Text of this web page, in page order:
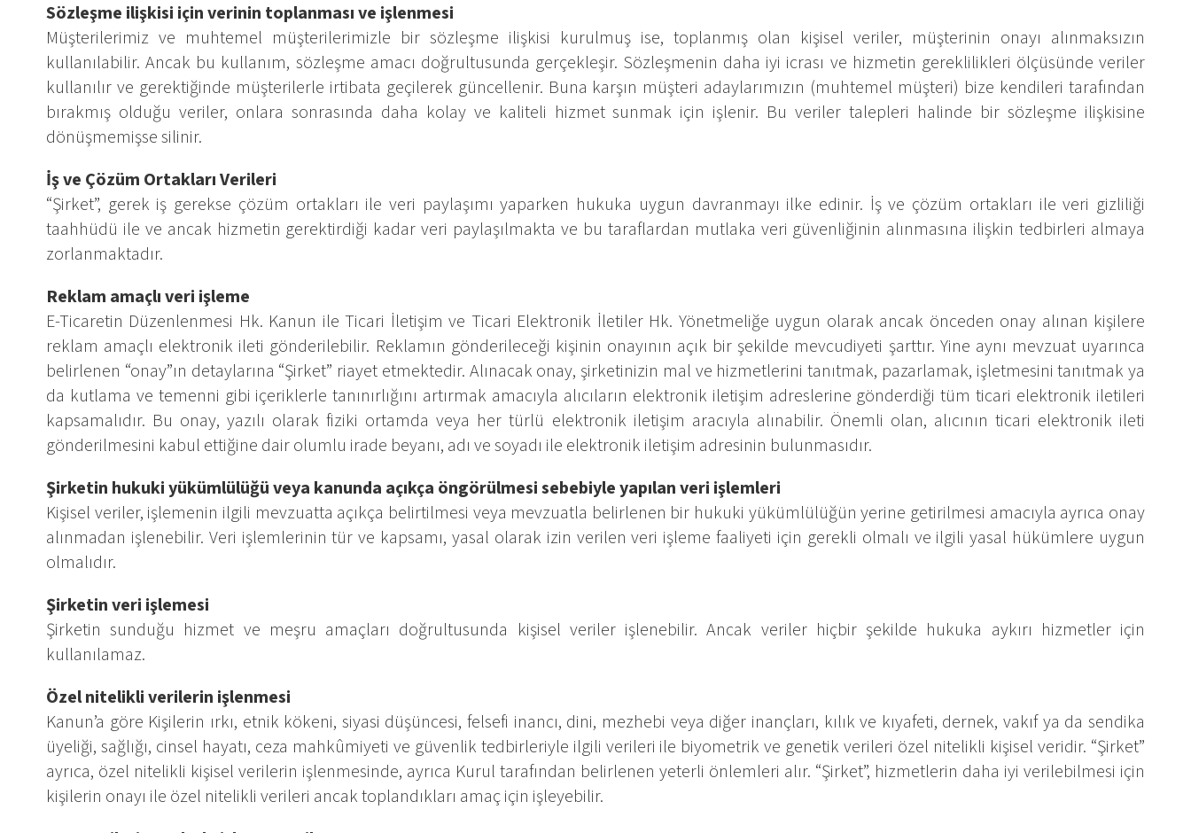
Sözleşme ilişkisi için verinin toplanması ve işlenmesi
Müşterilerimiz ve muhtemel müşterilerimizle bir sözleşme ilişkisi kurulmuş ise, toplanmış olan kişisel veriler, müşterinin onayı alınmaksızın
kullanılabilir. Ancak bu kullanım, sözleşme amacı doğrultusunda gerçekleşir. Sözleşmenin daha iyi icrası ve hizmetin gereklilikleri ölçüsünde veriler
kullanılır ve gerektiğinde müşterilerle irtibata geçilerek güncellenir. Buna karşın müşteri adaylarımızın (muhtemel müşteri) bize kendileri tarafından
bırakmış olduğu veriler, onlara sonrasında daha kolay ve kaliteli hizmet sunmak için işlenir. Bu veriler talepleri halinde bir sözleşme ilişkisine
dönüşmemişse silinir.
İş ve Çözüm Ortakları Verileri
“Şirket”, gerek iş gerekse çözüm ortakları ile veri paylaşımı yaparken hukuka uygun davranmayı ilke edinir. İş ve çözüm ortakları ile veri gizliliği
taahhüdü ile ve ancak hizmetin gerektirdiği kadar veri paylaşılmakta ve bu taraflardan mutlaka veri güvenliğinin alınmasına ilişkin tedbirleri almaya
zorlanmaktadır.
Reklam amaçlı veri işleme
E-Ticaretin Düzenlenmesi Hk. Kanun ile Ticari İletişim ve Ticari Elektronik İletiler Hk. Yönetmeliğe uygun olarak ancak önceden onay alınan kişilere
reklam amaçlı elektronik ileti gönderilebilir. Reklamın gönderileceği kişinin onayının açık bir şekilde mevcudiyeti şarttır. Yine aynı mevzuat uyarınca
belirlenen “onay”ın detaylarına “Şirket” riayet etmektedir. Alınacak onay, şirketinizin mal ve hizmetlerini tanıtmak, pazarlamak, işletmesini tanıtmak ya
da kutlama ve temenni gibi içeriklerle tanınırlığını artırmak amacıyla alıcıların elektronik iletişim adreslerine gönderdiği tüm ticari elektronik iletileri
kapsamalıdır. Bu onay, yazılı olarak fiziki ortamda veya her türlü elektronik iletişim aracıyla alınabilir. Önemli olan, alıcının ticari elektronik ileti
gönderilmesini kabul ettiğine dair olumlu irade beyanı, adı ve soyadı ile elektronik iletişim adresinin bulunmasıdır.
Şirketin hukuki yükümlülüğü veya kanunda açıkça öngörülmesi sebebiyle yapılan veri işlemleri
Kişisel veriler, işlemenin ilgili mevzuatta açıkça belirtilmesi veya mevzuatla belirlenen bir hukuki yükümlülüğün yerine getirilmesi amacıyla ayrıca onay
alınmadan işlenebilir. Veri işlemlerinin tür ve kapsamı, yasal olarak izin verilen veri işleme faaliyeti için gerekli olmalı ve ilgili yasal hükümlere uygun
olmalıdır.
Şirketin veri işlemesi
Şirketin sunduğu hizmet ve meşru amaçları doğrultusunda kişisel veriler işlenebilir. Ancak veriler hiçbir şekilde hukuka aykırı hizmetler için
kullanılamaz.
Özel nitelikli verilerin işlenmesi
Kanun’a göre Kişilerin ırkı, etnik kökeni, siyasi düşüncesi, felsefi inancı, dini, mezhebi veya diğer inançları, kılık ve kıyafeti, dernek, vakıf ya da sendika
üyeliği, sağlığı, cinsel hayatı, ceza mahkûmiyeti ve güvenlik tedbirleriyle ilgili verileri ile biyometrik ve genetik verileri özel nitelikli kişisel veridir. “Şirket”
ayrıca, özel nitelikli kişisel verilerin işlenmesinde, ayrıca Kurul tarafından belirlenen yeterli önlemleri alır. “Şirket”, hizmetlerin daha iyi verilebilmesi için
kişilerin onayı ile özel nitelikli verileri ancak toplandıkları amaç için işleyebilir.